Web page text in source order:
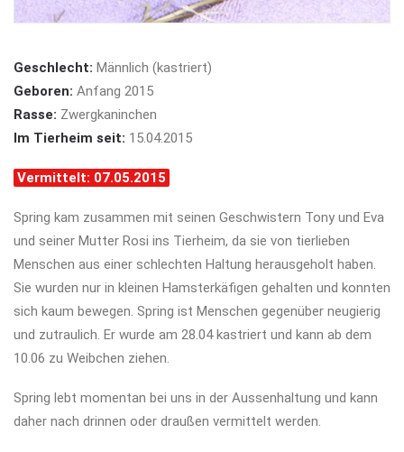
Geschlecht: Männlich (kastriert)
Geboren: Anfang 2015
Rasse: Zwergkaninchen
Im Tierheim seit: 15.04.2015
Vermittelt: 07.05.2015
Spring kam zusammen mit seinen Geschwistern Tony und Eva
und seiner Mutter Rosi ins Tierheim, da sie von tierlieben
Menschen aus einer schlechten Haltung herausgeholt haben.
Sie wurden nur in kleinen Hamsterkäfigen gehalten und konnten
sich kaum bewegen. Spring ist Menschen gegenüber neugierig
und zutraulich. Er wurde am 28.04 kastriert und kann ab dem
10.06 zu Weibchen ziehen.
Spring lebt momentan bei uns in der Aussenhaltung und kann
daher nach drinnen oder draußen vermittelt werden.